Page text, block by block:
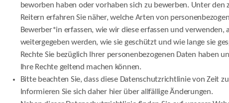
beworben haben oder vorhaben sich zu bewerben. Unter den
Reitern erfahren Sie näher, welche Arten von
Bewerber*in erfassen, wie wir diese erfassen und verwenden,
weitergegeben werden, wie sie geschützt und wie lange sie
Rechte Sie bezüglich Ihrer personenbezogenen Daten haben
Ihre Rechte geltend machen können.
Bitte beachten Sie, dass diese Datenschutzrichtlinie von Zeit
Informieren Sie sich daher hier über allfällige Änderungen.